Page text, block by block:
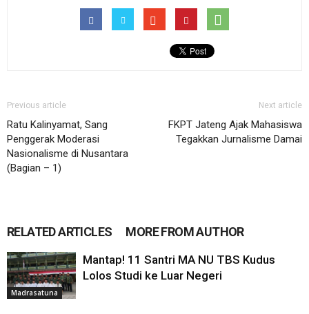
Previous article
Ratu Kalinyamat, Sang
Penggerak Moderasi
Nasionalisme di Nusantara
(Bagian – 1)
Next article
FKPT Jateng Ajak Mahasiswa
Tegakkan Jurnalisme Damai
RELATED ARTICLES MORE FROM AUTHOR
Madrasatuna
Mantap! 11 Santri MA NU TBS Kudus
Lolos Studi ke Luar Negeri